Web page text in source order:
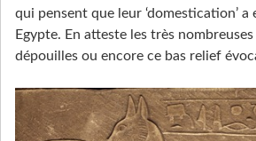
qui pensent que leur ‘domestication’ a
Egypte. En atteste les très
dépouilles ou encore ce bas relief